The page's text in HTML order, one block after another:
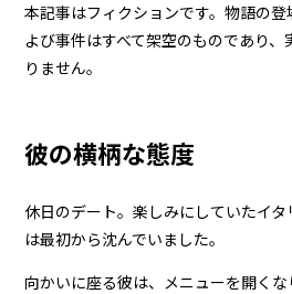
本記事はフィクションです。物語の
よび事件はすべて架空のものであり
りません。
彼の横柄な態度
休日のデート。楽しみにしていたイ
は最初から沈んでいました。
向かいに座る彼は、メニューを開く